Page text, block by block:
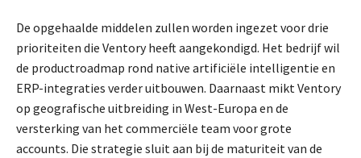
De opgehaalde middelen zullen worden ingezet voor drie
prioriteiten die Ventory heeft aangekondigd. Het bedrijf wil
de productroadmap rond native artificiële intelligentie en
ERP-integraties verder uitbouwen. Daarnaast mikt Ventory
op geografische uitbreiding in West-Europa en de
versterking van het commerciële team voor grote
accounts. Die strategie sluit aan bij de maturiteit van de